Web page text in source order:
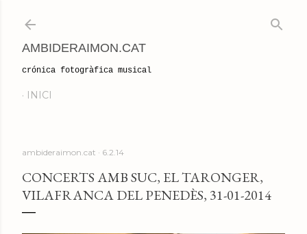
AMBIDERAIMON.CAT
crónica fotogràfica musical
INICI
ambideraimon.cat 6.2.14
CONCERTS AMB SUC, EL TARONGER,
VILAFRANCA DEL PENEDÈS, 31-01-2014